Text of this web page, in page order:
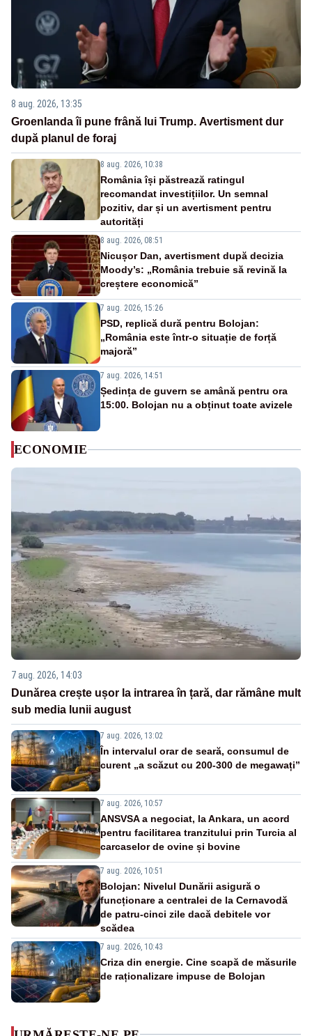
8 aug. 2026, 13:35
Groenlanda îi pune frână lui Trump. Avertisment dur
după planul de foraj
8 aug. 2026, 10:38
România își păstrează ratingul
recomandat investițiilor. Un semnal
pozitiv, dar și un avertisment pentru
autorități
8 aug. 2026, 08:51
Nicușor Dan, avertisment după decizia
Moody’s: „România trebuie să revină la
creștere economică”
7 aug. 2026, 15:26
PSD, replică dură pentru Bolojan:
„România este într-o situație de forță
majoră”
7 aug. 2026, 14:51
Ședința de guvern se amână pentru ora
15:00. Bolojan nu a obținut toate avizele
ECONOMIE
7 aug. 2026, 14:03
Dunărea crește ușor la intrarea în țară, dar rămâne mult
sub media lunii august
7 aug. 2026, 13:02
În intervalul orar de seară, consumul de
curent „a scăzut cu 200-300 de megawați”
7 aug. 2026, 10:57
ANSVSA a negociat, la Ankara, un acord
pentru facilitarea tranzitului prin Turcia al
carcaselor de ovine și bovine
7 aug. 2026, 10:51
Bolojan: Nivelul Dunării asigură o
funcționare a centralei de la Cernavodă
de patru-cinci zile dacă debitele vor
scădea
7 aug. 2026, 10:43
Criza din energie. Cine scapă de măsurile
de raționalizare impuse de Bolojan